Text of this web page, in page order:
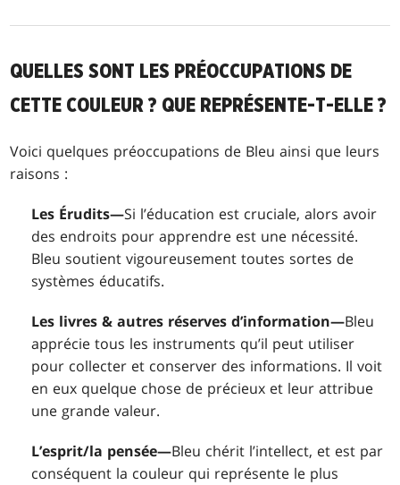
QUELLES SONT LES PRÉOCCUPATIONS DE
CETTE COULEUR ? QUE REPRÉSENTE-T-ELLE ?
Voici quelques préoccupations de Bleu ainsi que leurs
raisons :
Les Érudits—Si l’éducation est cruciale, alors avoir
des endroits pour apprendre est une nécessité.
Bleu soutient vigoureusement toutes sortes de
systèmes éducatifs.
Les livres & autres réserves d’information—Bleu
apprécie tous les instruments qu’il peut utiliser
pour collecter et conserver des informations. Il voit
en eux quelque chose de précieux et leur attribue
une grande valeur.
L’esprit/la pensée—Bleu chérit l’intellect, et est par
conséquent la couleur qui représente le plus